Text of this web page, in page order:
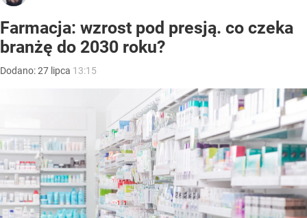
Farmacja: wzrost pod presją. co czeka
branżę do 2030 roku?
Dodano:27 lipca 13:15